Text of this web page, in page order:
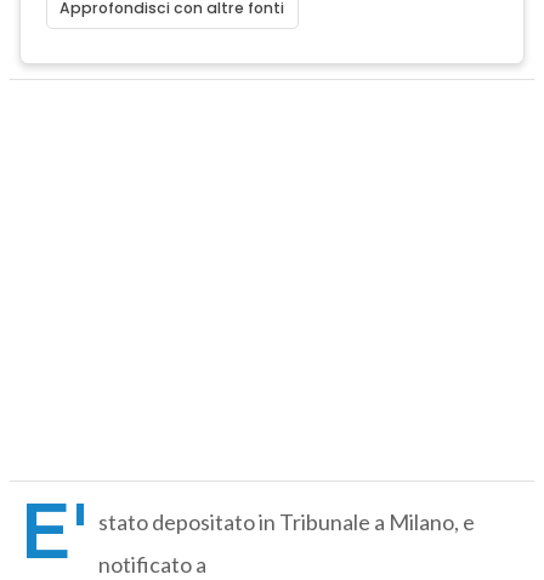
Approfondisci con altre fonti
E' stato depositato in Tribunale a Milano, e
notificato a